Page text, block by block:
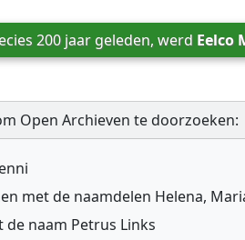
200 jaar geleden, werd Eelco
Open Archieven te doorzoeken:
met de naamdelen Helena,
naam Petrus Links